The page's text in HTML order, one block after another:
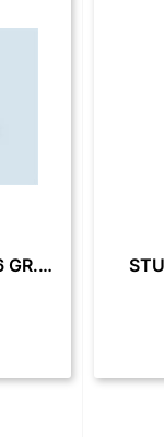
TELO COPRITUTTO 4X4 MQ.16 GR. 200**